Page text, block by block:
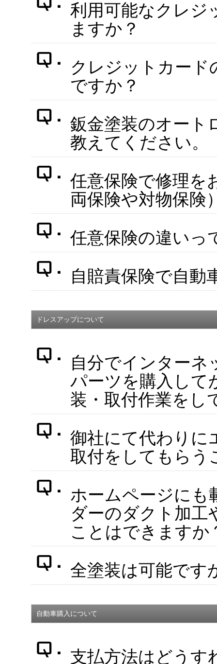
利用可能なクレジ
ますか？
クレジットカード
ですか？
鈑金塗装のオート
教えてください。
任意保険で修理
両保険や対物保険
任意保険の違いっ
自賠責保険で自動
ドレスアップについて
自分でインターネ
パーツを購入して
装・取付作業をし
御社にて代わりに
取付をしてもらう
ホームページにも
ダーのダクト加工
ことはできますか
全塗装は可能です
自動車購入について
支払方法はどうす